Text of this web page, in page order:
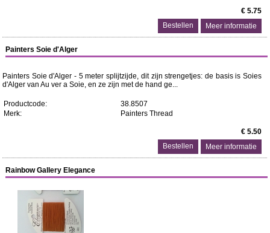
€ 5.75
Meer informatie
Painters Soie d'Alger
Painters Soie d'Alger - 5 meter splijtzijde, dit zijn strengetjes: de basis is Soies
d'Alger van Au ver a Soie, en ze zijn met de hand ge...
Productcode:
38.8507
Merk:
Painters Thread
€ 5.50
Meer informatie
Rainbow Gallery Elegance